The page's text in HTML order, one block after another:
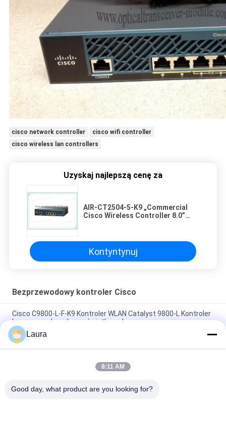
cisco network controller
cisco wifi controller
cisco wireless lan controllers
Uzyskaj najlepszą cenę za
AIR-CT2504-5-K9 „Commercial
Cisco Wireless Controller 8.0”
Kontyntynuj
Bezprzewodowy kontroler Cisco
Cisco C9800-L-F-K9 Kontroler WLAN Catalyst 9800-L Kontroler
bezprzewodowy łącza światłowodowego
Huawei AirEngine5761-11WD Wewnętrzne punkty dostępowe
11ax Typ pomieszczenia 2 + 2 Podwójna częstotliwość
Bezprzewodowe kontrolery dostępu Huawei AirEngine9700D-
Laura
8:11 AM
Good day, what product are you looking for?